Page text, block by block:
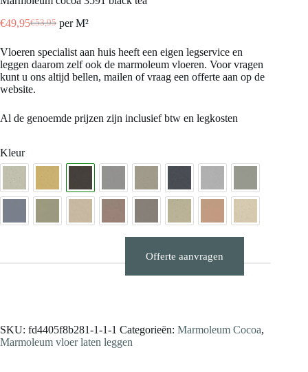
€53,95
Oorspronkelijke
was:
€53,95.
€49,95Huidige
is:
€49,95.
per M²
Vloeren specialist aan huis heeft een eigen legservice en
leggen daarom zelf ook de marmoleum vloeren. Voor vragen
kunt u ons altijd bellen, mailen of vraag een offerte aan op de
website.
Al de genoemde prijzen zijn inclusief btw en legkosten
Kleur
Offerte aanvragen
SKU: fd4405f8b281-1-1-1 Categorieën: Marmoleum Cocoa,
Marmoleum vloer laten leggen